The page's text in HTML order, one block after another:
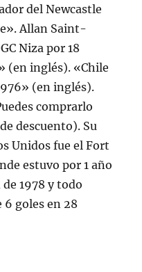
del Newcastle
Allan Saint-
Niza por 18
(en inglés). «Chile
(en inglés).
comprarlo
descuento). Su
Unidos fue el Fort
estuvo por 1 año
1978 y todo
6 goles en 28